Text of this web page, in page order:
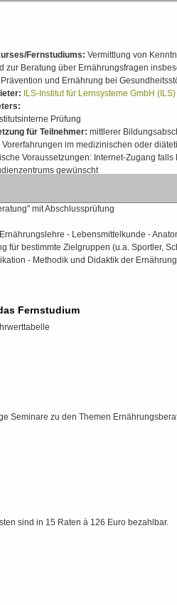
Fernstudiums: Vermittlung von
zur Beratung über Ernährungsfragen
und Ernährung bei
ILS-Institut für Lernsysteme GmbH (ILS)
Prüfung
für Teilnehmer: mittlerer
im medizinischen oder
Voraussetzungen: Internet-Zugang falls
gewünscht
mit Abschlussprüfung
- Lebensmittelkunde -
für bestimmte Zielgruppen (u.a. Sportler,
- Methodik und Didaktik der
Fernstudium
Seminare zu den Themen
sind in 15 Raten à 126 Euro bezahlbar.